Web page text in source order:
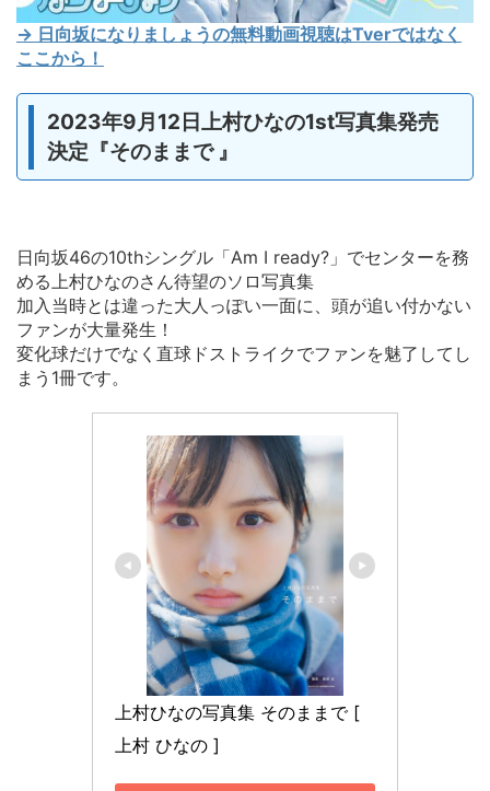
→ 日向坂になりましょうの無料動画視聴はTverではなく
ここから！
2023年9月12日上村ひなの1st写真集発売
決定『そのままで 』
日向坂46の10thシングル「Am I ready?」でセンターを務
める上村ひなのさん待望のソロ写真集
加入当時とは違った大人っぽい一面に、頭が追い付かない
ファンが大量発生！
変化球だけでなく直球ドストライクでファンを魅了してし
まう1冊です。
上村ひなの写真集 そのままで [
上村 ひなの ]